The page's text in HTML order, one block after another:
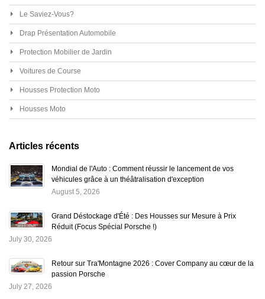
Le Saviez-Vous?
Drap Présentation Automobile
Protection Mobilier de Jardin
Voitures de Course
Housses Protection Moto
Housses Moto
Articles récents
Mondial de l'Auto : Comment réussir le lancement de vos
véhicules grâce à un théâtralisation d'exception
August 5, 2026
Grand Déstockage d'Été : Des Housses sur Mesure à Prix
Réduit (Focus Spécial Porsche !)
July 30, 2026
Retour sur Tra'Montagne 2026 : Cover Company au cœur de la
passion Porsche
July 27, 2026